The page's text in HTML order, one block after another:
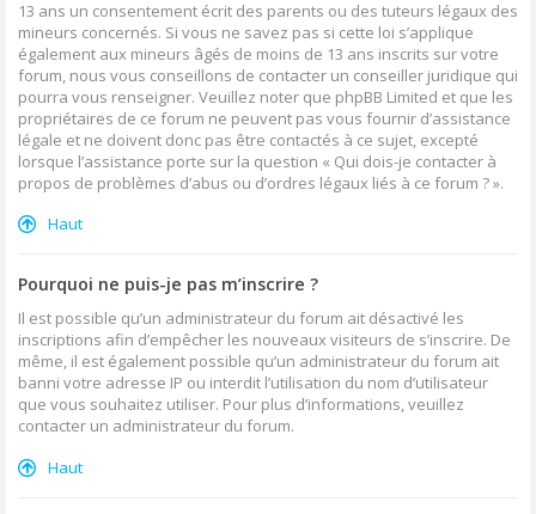
13 ans un consentement écrit des parents ou des tuteurs légaux des
mineurs concernés. Si vous ne savez pas si cette loi s’applique
également aux mineurs âgés de moins de 13 ans inscrits sur votre
forum, nous vous conseillons de contacter un conseiller juridique qui
pourra vous renseigner. Veuillez noter que phpBB Limited et que les
propriétaires de ce forum ne peuvent pas vous fournir d’assistance
légale et ne doivent donc pas être contactés à ce sujet, excepté
lorsque l’assistance porte sur la question « Qui dois-je contacter à
propos de problèmes d’abus ou d’ordres légaux liés à ce forum ? ».
Haut
Pourquoi ne puis-je pas m’inscrire ?
Il est possible qu’un administrateur du forum ait désactivé les
inscriptions afin d’empêcher les nouveaux visiteurs de s’inscrire. De
même, il est également possible qu’un administrateur du forum ait
banni votre adresse IP ou interdit l’utilisation du nom d’utilisateur
que vous souhaitez utiliser. Pour plus d’informations, veuillez
contacter un administrateur du forum.
Haut